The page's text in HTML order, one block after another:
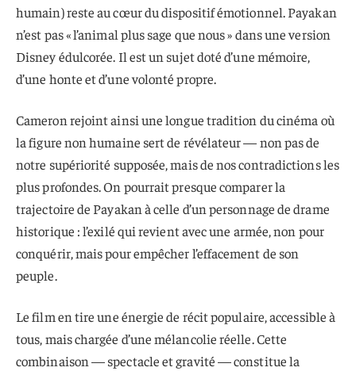
humain) reste au cœur du dispositif émotionnel. Payakan
n’est pas « l’animal plus sage que nous » dans une version
Disney édulcorée. Il est un sujet doté d’une mémoire,
d’une honte et d’une volonté propre.
Cameron rejoint ainsi une longue tradition du cinéma où
la figure non humaine sert de révélateur — non pas de
notre supériorité supposée, mais de nos contradictions les
plus profondes. On pourrait presque comparer la
trajectoire de Payakan à celle d’un personnage de drame
historique : l’exilé qui revient avec une armée, non pour
conquérir, mais pour empêcher l’effacement de son
peuple.
Le film en tire une énergie de récit populaire, accessible à
tous, mais chargée d’une mélancolie réelle. Cette
combinaison — spectacle et gravité — constitue la